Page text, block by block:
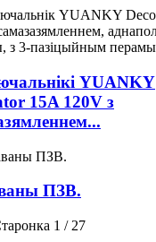
YUANKY
15A 120V з
ПЗВ.
1 / 27